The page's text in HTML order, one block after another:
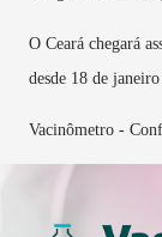
O Ceará chegará
desde 18 de
Vacinômetro -